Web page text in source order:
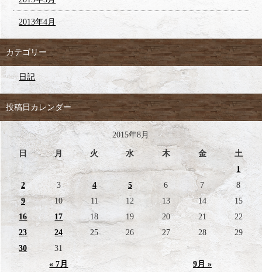
2013年4月
カテゴリー
日記
投稿日カレンダー
2015年8月
日 月 火 水 木 金 土
« 7月 9月 »
1
2
3 4 5 6 7
8
9
10 11 12 13 14
15
16
17 18 19 20 21
22
23
24 25 26 27 28
29
30
31